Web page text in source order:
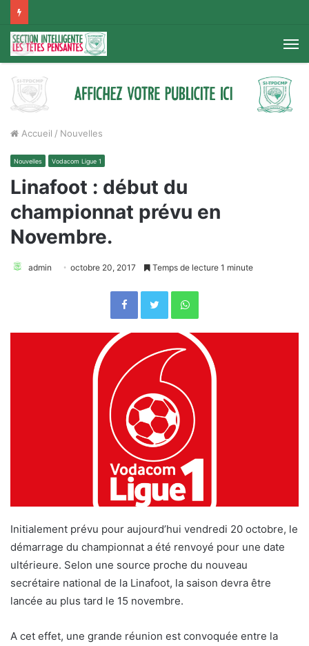
Accueil / Nouvelles
Nouvelles Vodacom Ligue 1
Linafoot : début du
championnat prévu en
Novembre.
admin octobre 20, 2017 Temps de lecture 1 minute
FacebookTwitterWhatsApp
Initialement prévu pour aujourd’hui vendredi 20 octobre, le
démarrage du championnat a été renvoyé pour une date
ultérieure. Selon une source proche du nouveau
secrétaire national de la Linafoot, la saison devra être
lancée au plus tard le 15 novembre.
A cet effet, une grande réunion est convoquée entre la